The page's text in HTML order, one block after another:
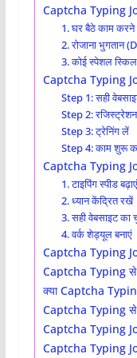
Captcha Typing
1. घर बैठे काम करने
2. रोजाना भुगतान
3. कोई स्पेशल
Captcha Typing
Step 1: सही
Step 2: रजिस्ट्रेशन
Step 3: ट्रेनिंग लें
Step 4: काम शुरू
Captcha Typing
1. टाइपिंग स्पीड बढ़ाएं
2. ध्यान केंद्रित रखें
3. सही वेबसाइट का
4. वर्क शेड्यूल बनाएं
Captcha Typing
Captcha Typing से
क्या Captcha
Captcha Typing से
Captcha Typing
Captcha Typing